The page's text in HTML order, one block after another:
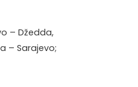
– Džedda,
– Sarajevo;